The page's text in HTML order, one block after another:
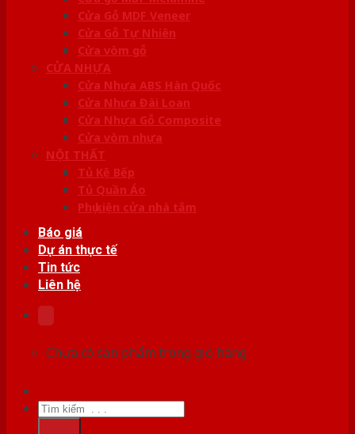
Cửa Gỗ MDF Veneer
Cửa Gỗ Tự Nhiên
Cửa vòm gỗ
CỬA NHỰA
Cửa Nhựa ABS Hàn Quốc
Cửa Nhựa Đài Loan
Cửa Nhựa Gỗ Composite
Cửa vòm nhựa
NỘI THẤT
Tủ Kệ Bếp
Tủ Quần Áo
Phụ kiện cửa nhà tắm
Báo giá
Dự án thực tế
Tin tức
Liên hệ
Chưa có sản phẩm trong giỏ hàng.
Tìm
kiếm: